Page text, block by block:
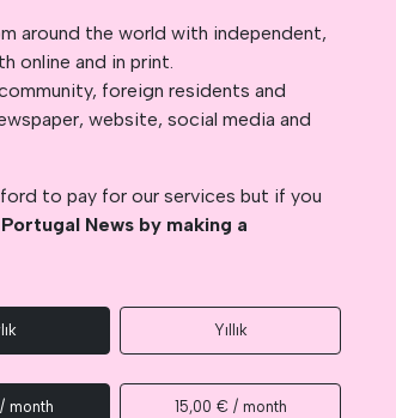
around the world with independent,
online and in print.
foreign residents and
website, social media and
to pay for our services but if you
News by making a
Yıllık
month 15,00 € / month